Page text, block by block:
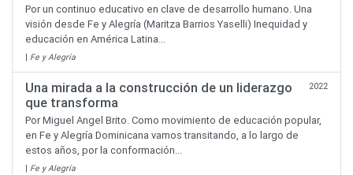
Por un continuo educativo en clave de desarrollo humano. Una
visión desde Fe y Alegría (Maritza Barrios Yaselli) Inequidad y
educación en América Latina...
| Fe y Alegría
Una mirada a la construcción de un liderazgo
que transforma
2022
Por Miguel Angel Brito. Como movimiento de educación popular,
en Fe y Alegría Dominicana vamos transitando, a lo largo de
estos años, por la conformación...
| Fe y Alegría